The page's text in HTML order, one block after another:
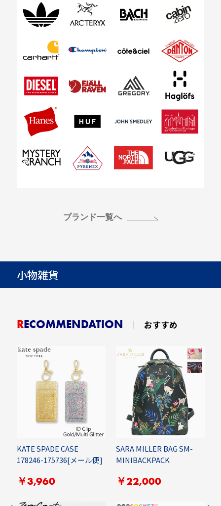
ブランド一覧へ
小物雑貨
RECOMMENDATION おすすめ
KATE SPADE CASE
178246-175736[メール便]
￥3,960
SARA MILLER BAG SM-
MINIBACKPACK
￥22,000